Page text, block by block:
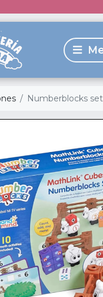
Numberblocks